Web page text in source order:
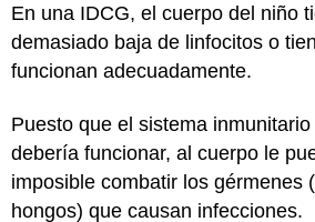
En una IDCG, el cuerpo del niño
demasiado baja de linfocitos o
funcionan adecuadamente.
Puesto que el sistema
debería funcionar, al cuerpo le
imposible combatir los gérmenes
hongos) que causan infecciones.